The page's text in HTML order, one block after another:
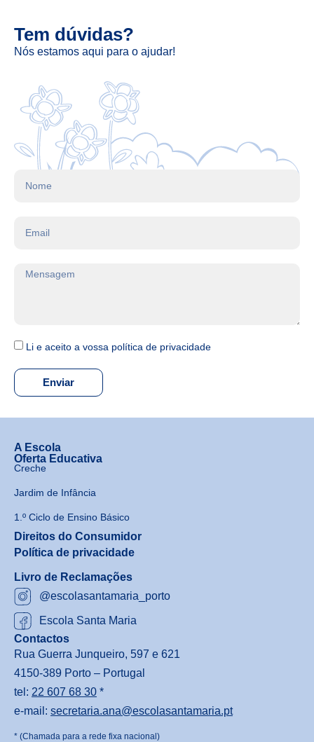
Tem dúvidas?
Nós estamos aqui para o ajudar!
Li e aceito a vossa política de privacidade
Enviar
A Escola
Oferta Educativa
Creche
Jardim de Infância
1.º Ciclo de Ensino Básico
Direitos do Consumidor
Política de privacidade
Livro de Reclamações
@escolasantamaria_porto
Escola Santa Maria
Contactos
Rua Guerra Junqueiro, 597 e 621
4150-389 Porto – Portugal
tel: 22 607 68 30 *
e-mail: secretaria.ana@escolasantamaria.pt
* (Chamada para a rede fixa nacional)